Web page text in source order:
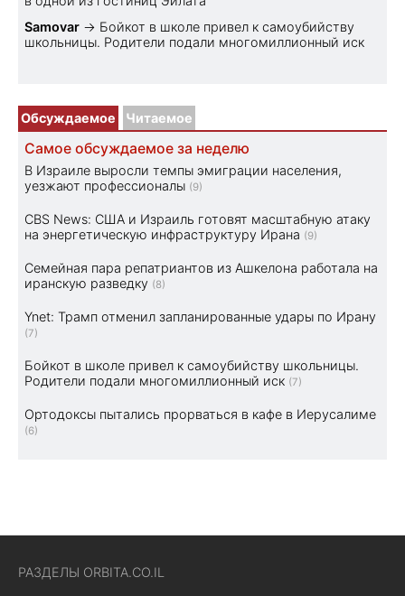
Samovar → Бойкот в школе привел к самоубийству
школьницы. Родители подали многомиллионный иск
Обсуждаемое Читаемое
Самое обсуждаемое за неделю
В Израиле выросли темпы эмиграции населения,
уезжают профессионалы (9)
CBS News: США и Израиль готовят масштабную атаку
на энергетическую инфраструктуру Ирана (9)
Семейная пара репатриантов из Ашкелона работала на
иранскую разведку (8)
Ynet: Трамп отменил запланированные удары по Ирану
(7)
Бойкот в школе привел к самоубийству школьницы.
Родители подали многомиллионный иск (7)
Ортодоксы пытались прорваться в кафе в Иерусалиме
(6)
РАЗДЕЛЫ ORBITA.CO.IL